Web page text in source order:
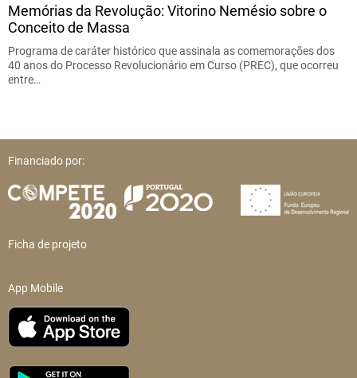
Memórias da Revolução: Vitorino Nemésio sobre o
Conceito de Massa
Programa de caráter histórico que assinala as comemorações dos
40 anos do Processo Revolucionário em Curso (PREC), que ocorreu
entre…
Financiado por:
Ficha de projeto
App Mobile